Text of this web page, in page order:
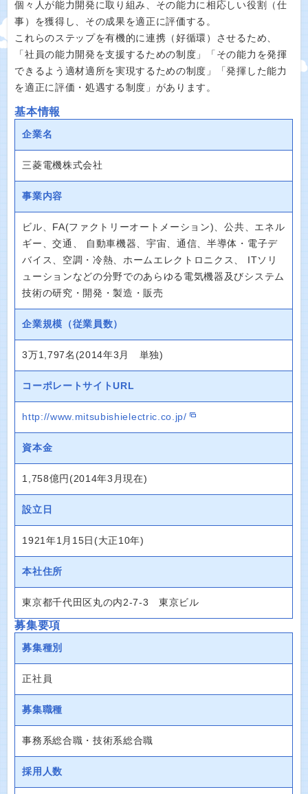
個々人が能力開発に取り組み、その能力に相応しい役割（仕
事）を獲得し、その成果を適正に評価する。
これらのステップを有機的に連携（好循環）させるため、
「社員の能力開発を支援するための制度」「その能力を発揮
できるよう適材適所を実現するための制度」「発揮した能力
を適正に評価・処遇する制度」があります。
基本情報
企業名
三菱電機株式会社
事業内容
ビル、FA(ファクトリーオートメーション)、公共、エネル
ギー、交通、 自動車機器、宇宙、通信、半導体・電子デ
バイス、空調・冷熱、ホームエレクトロニクス、 ITソリ
ューションなどの分野でのあらゆる電気機器及びシステム
技術の研究・開発・製造・販売
企業規模（従業員数）
3万1,797名(2014年3月 単独)
コーポレートサイトURL
http://www.mitsubishielectric.co.jp/
資本金
1,758億円(2014年3月現在)
設立日
1921年1月15日(大正10年)
本社住所
東京都千代田区丸の内2-7-3 東京ビル
募集要項
募集種別
正社員
募集職種
事務系総合職・技術系総合職
採用人数